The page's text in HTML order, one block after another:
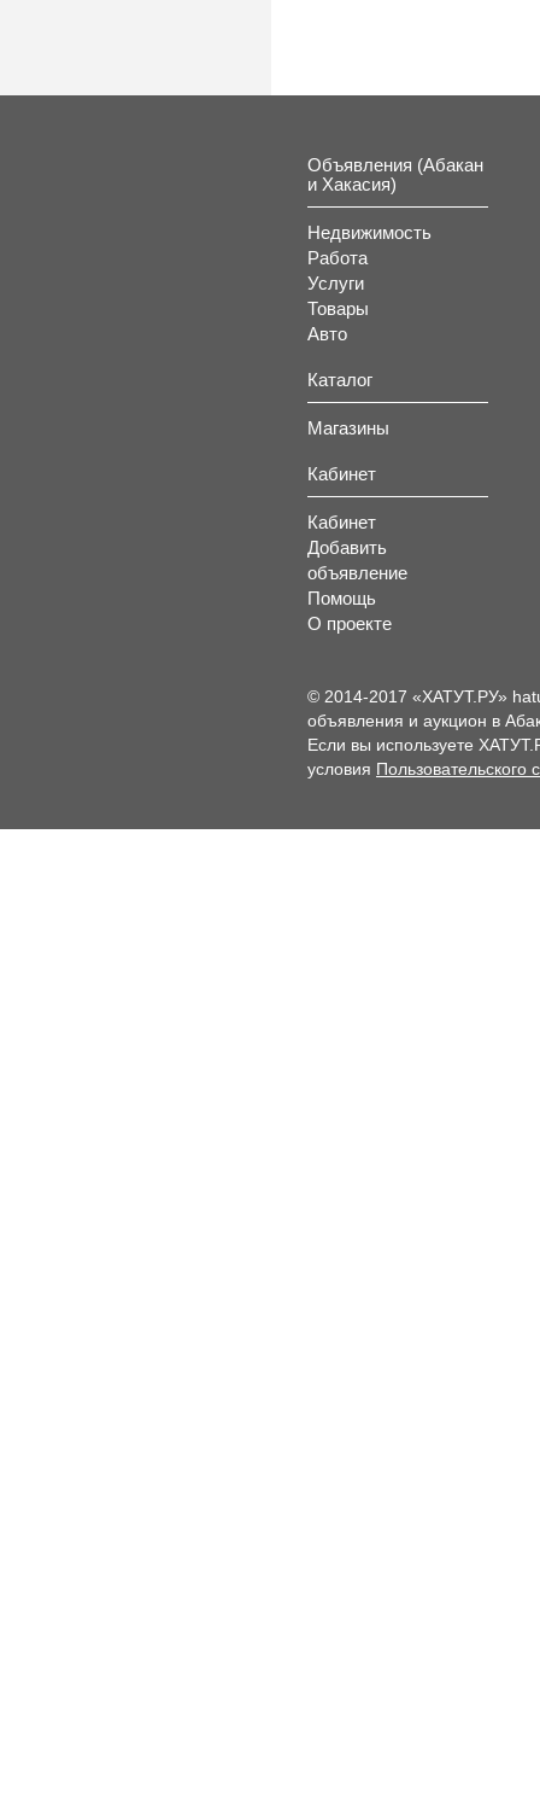
Объявления (Абакан
и Хакасия)
Недвижимость
Работа
Услуги
Товары
Авто
Каталог
Магазины
Кабинет
Кабинет
Добавить
объявление
Помощь
О проекте
© 2014-2017 «ХАТУТ.РУ»
объявления и аукцион в
Если вы используете
условия Пользовательского